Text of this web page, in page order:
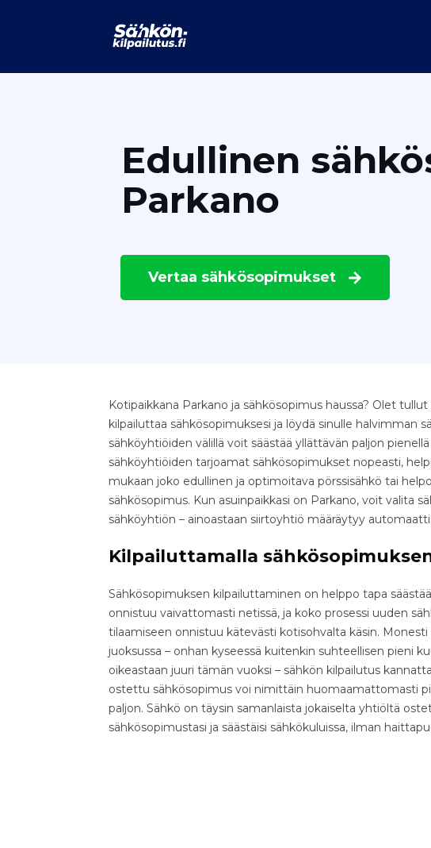
Edullinen
Parkano
Vertaa sähkösopimukset
Kotipaikkana Parkano ja sähkösopimus haussa? Olet
kilpailuttaa sähkösopimuksesi ja löydä sinulle halvimman
sähköyhtiöiden välillä voit säästää yllättävän paljon
sähköyhtiöiden tarjoamat sähkösopimukset nopeasti,
mukaan joko edullinen ja optimoitava pörssisähkö tai
sähkösopimus. Kun asuinpaikkasi on Parkano, voit valita
sähköyhtiön – ainoastaan siirtoyhtiö määräytyy
Kilpailuttamalla
Sähkösopimuksen kilpailuttaminen on helppo tapa
onnistuu vaivattomasti netissä, ja koko prosessi uuden
tilaamiseen onnistuu kätevästi kotisohvalta käsin.
juoksussa – onhan kyseessä kuitenkin suhteellisen pieni
oikeastaan juuri tämän vuoksi – sähkön kilpailutus
ostettu sähkösopimus voi nimittäin huomaamattomasti
paljon. Sähkö on täysin samanlaista jokaiselta yhtiöltä
sähkösopimustasi ja säästäisi sähkökuluissa, ilman